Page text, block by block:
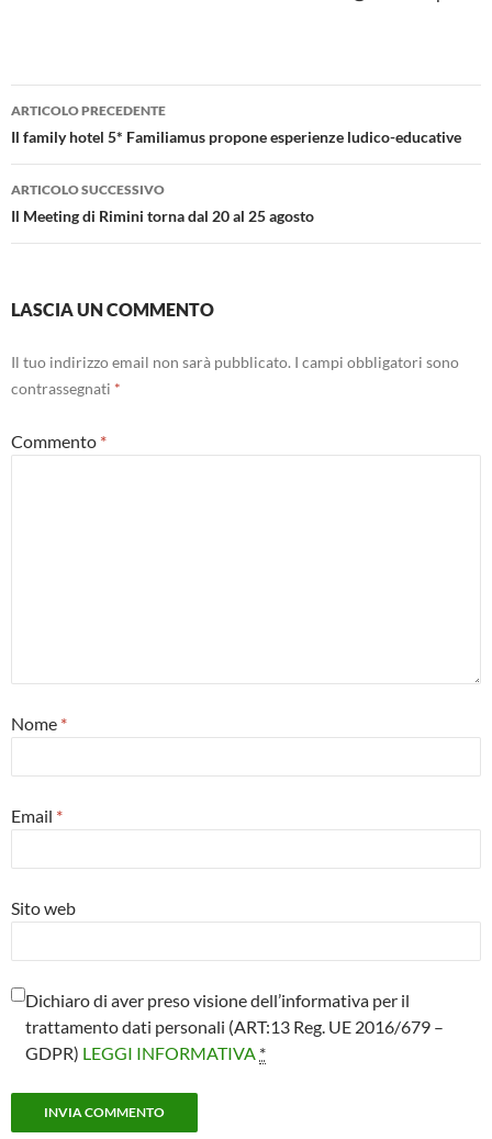
Navigazione
articolo
ARTICOLO PRECEDENTE
Il family hotel 5* Familiamus propone esperienze ludico-educative
ARTICOLO SUCCESSIVO
Il Meeting di Rimini torna dal 20 al 25 agosto
LASCIA UN COMMENTO
Il tuo indirizzo email non sarà pubblicato. I campi obbligatori sono
contrassegnati *
Commento *
Nome *
Email *
Sito web
Dichiaro di aver preso visione dell’informativa per il
trattamento dati personali (ART:13 Reg. UE 2016/679 –
GDPR) LEGGI INFORMATIVA *